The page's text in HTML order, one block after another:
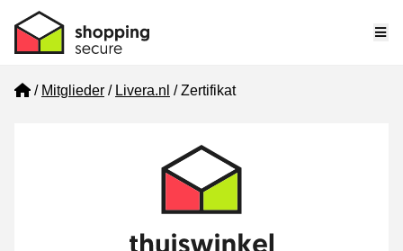
Home
Mitglieder Livera.nl Zertifikat